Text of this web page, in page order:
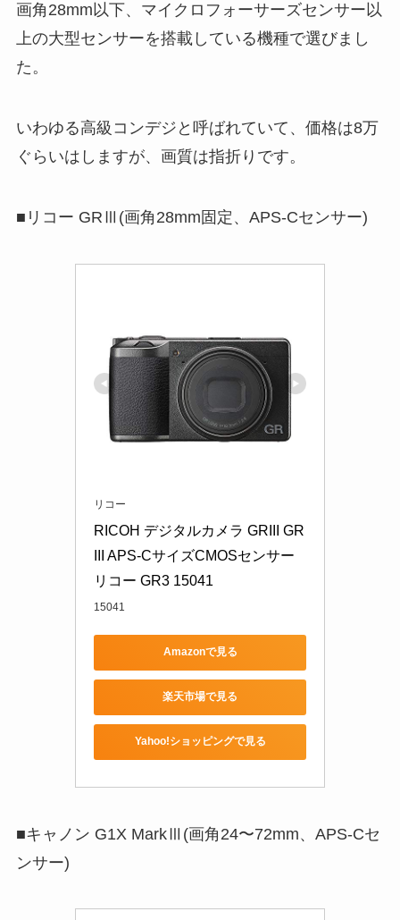
画角28mm以下、マイクロフォーサーズセンサー以
上の大型センサーを搭載している機種で選びまし
た。
いわゆる高級コンデジと呼ばれていて、価格は8万
ぐらいはしますが、画質は指折りです。
■リコー GRⅢ(画角28mm固定、APS-Cセンサー)
リコー
RICOH デジタルカメラ GRIII GR
III APS-CサイズCMOSセンサー
リコー GR3 15041
15041
Amazonで見る
楽天市場で見る
Yahoo!ショッピングで見る
■キャノン G1X MarkⅢ(画角24〜72mm、APS-Cセ
ンサー)